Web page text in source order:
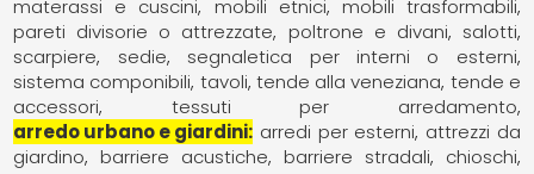
materassi e cuscini
mobili etnici
mobili trasformabili
pareti divisorie o attrezzate poltrone e divani
salotti
scarpiere
sedie
segnaletica per interni o esterni
sistema componibili tavoli tende alla veneziana tende e
accessori
tessuti per arredamento
arredo urbano e giardini arredi per esterni attrezzi da
giardino
barriere acustiche barriere stradali
chioschi